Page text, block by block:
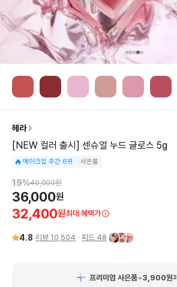
헤라
[NEW 컬러 출시] 센슈얼 누드 글로스 5g
메이크업 주간 6위 사은품
19%40,000원
36,000원
32,400원최대 혜택가
4.8 리뷰 10,504 피드 48
프리미엄 사은품+3,900원